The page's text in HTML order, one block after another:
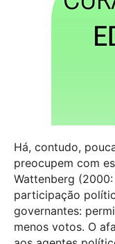
Há, contudo,
preocupem com
Wattenberg (2000:
participação
governantes:
menos votos. O